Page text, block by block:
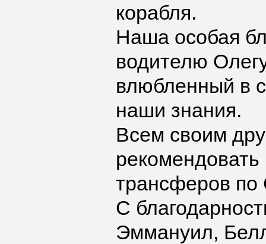
корабля.
Наша особая
водителю
влюбленный в
наши знания.
Всем своим
трансферов по
С
Эммануил,